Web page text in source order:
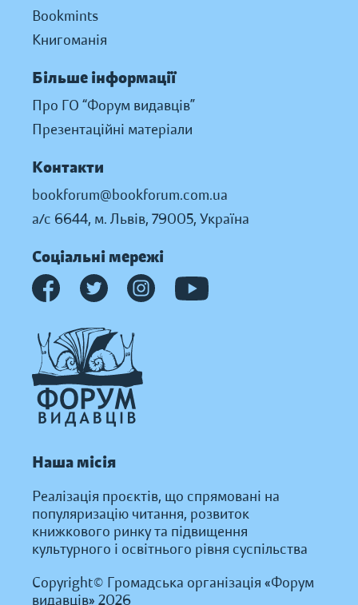
Bookmints
Книгоманія
Більше інформації
Про ГО “Форум видавців”
Презентаційні матеріали
Контакти
bookforum@bookforum.com.ua
а/с 6644, м. Львів, 79005, Україна
Соціальні мережі
Наша місія
Реалізація проєктів, що спрямовані на
популяризацію читання, розвиток
книжкового ринку та підвищення
культурного і освітнього рівня суспільства
Copyright© Громадська організація «Форум
видавців» 2026